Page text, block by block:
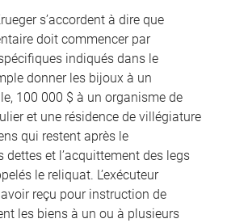
s’accordent à dire que
doit commencer par
indiqués dans le
donner les bijoux à un
100 000 $ à un organisme de
et une résidence de villégiature
qui restent après le
dettes et l’acquittement des legs
le reliquat. L’exécuteur
reçu pour instruction de
les biens à un ou à plusieurs